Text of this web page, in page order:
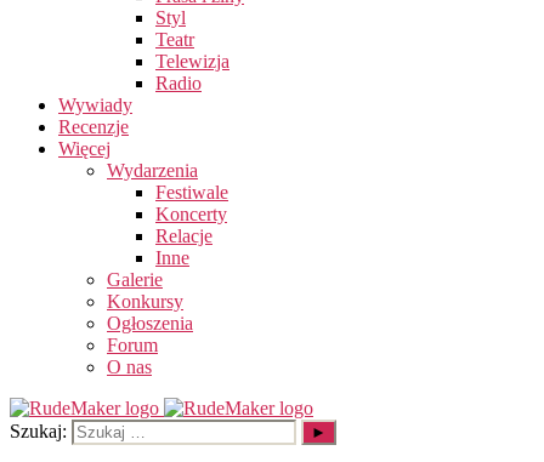
Styl
Teatr
Telewizja
Radio
Wywiady
Recenzje
Więcej
Wydarzenia
Festiwale
Koncerty
Relacje
Inne
Galerie
Konkursy
Ogłoszenia
Forum
O nas
Szukaj: